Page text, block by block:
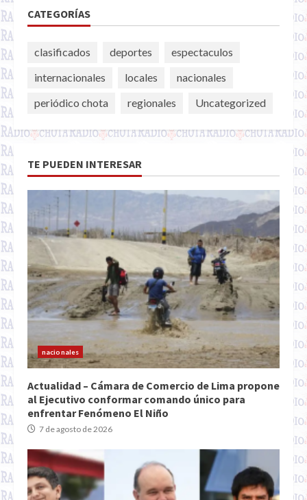
CATEGORÍAS
clasificados deportes
espectaculos
internacionales
locales
nacionales
periódico chota
regionales Uncategorized
TE PUEDEN INTERESAR
nacionales
Actualidad – Cámara de Comercio de Lima propone
al Ejecutivo conformar comando único para
enfrentar Fenómeno El Niño
7 de agosto de 2026